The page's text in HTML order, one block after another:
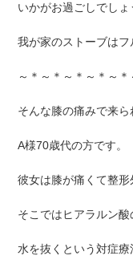
いかがお過ごしでしょ
我が家のストーブはフ
～＊～＊～＊～＊～
そんな膝の痛みで来ら
A様70歳代の方です。
彼女は膝が痛くて整形
そこではヒアラルン
水を抜くという対症療